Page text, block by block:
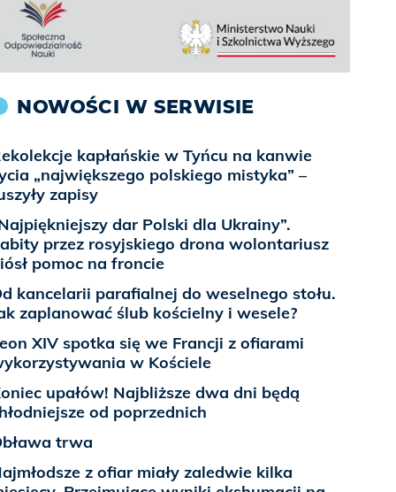
NOWOŚCI W SERWISIE
kapłańskie w Tyńcu na kanwie
„największego polskiego mistyka” –
zapisy
dar Polski dla Ukrainy”.
przez rosyjskiego drona wolontariusz
pomoc na froncie
kancelarii parafialnej do weselnego stołu.
zaplanować ślub kościelny i wesele?
XIV spotka się we Francji z ofiarami
w Kościele
upałów! Najbliższe dwa dni będą
od poprzednich
trwa
z ofiar miały zaledwie kilka